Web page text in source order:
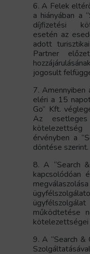
6. A Felek
a hiányában a
díjfizetési
esetén az
adott
Partner
jogosult
7.
eléri a 15
Go” Kft.
Az
érvényben a
döntése szerint.
8. A “Search
kapcsolódóan
működtetése
9. A “Search &